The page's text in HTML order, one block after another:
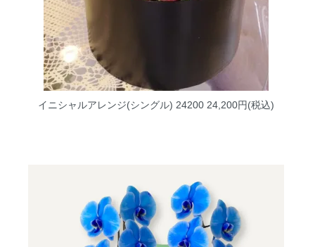
イニシャルアレンジ(シングル) 2420024,200円(税込)